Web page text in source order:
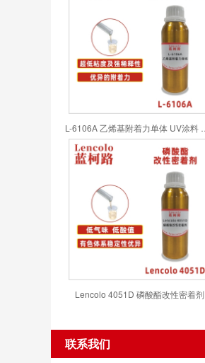
Lencolo 4051D 磷酸酯改性密着剂
联系我们